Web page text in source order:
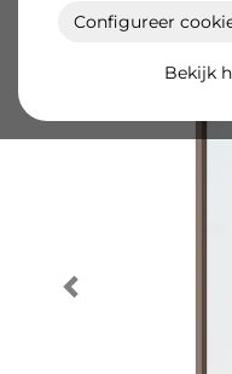
Configureer
Bekijk